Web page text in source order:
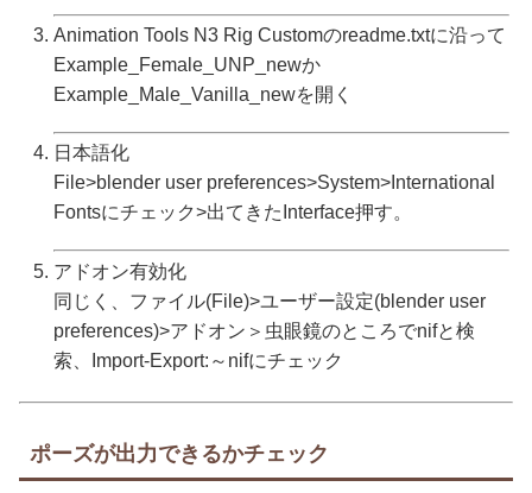
Animation Tools N3 Rig Customのreadme.txtに沿って
Example_Female_UNP_newか
Example_Male_Vanilla_newを開く
日本語化
File>blender user preferences>System>International
Fontsにチェック>出てきたInterface押す。
アドオン有効化
同じく、ファイル(File)>ユーザー設定(blender user
preferences)>アドオン＞虫眼鏡のところでnifと検
索、Import-Export:～nifにチェック
ポーズが出力できるかチェック